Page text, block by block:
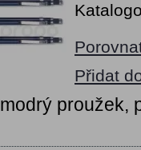
Přidat
proužek,